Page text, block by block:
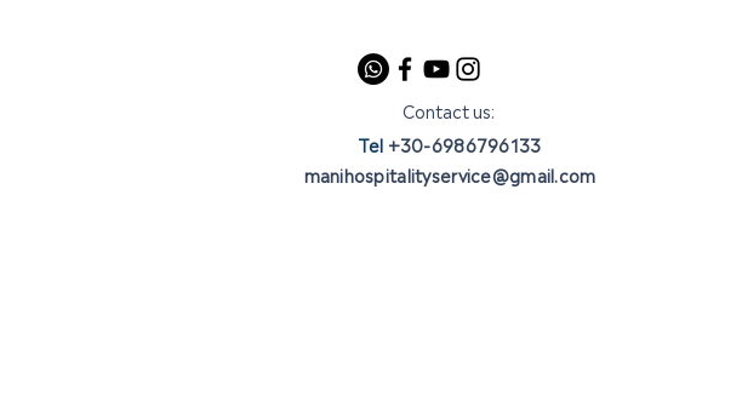
Contact us:
Tel +30-6986796133
manihospitalityservice@gmail.com